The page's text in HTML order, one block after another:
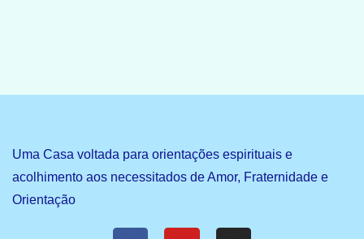
Uma Casa voltada para orientações espirituais e
acolhimento aos necessitados de Amor, Fraternidade e
Orientação